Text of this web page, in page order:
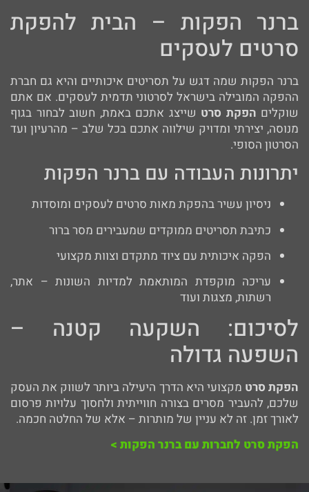
ברנר הפקות – הבית להפקת
סרטים לעסקים
ברנר הפקות שמה דגש על תסריטים איכותיים והיא גם חברת
ההפקה המובילה בישראל לסרטוני תדמית לעסקים. אם אתם
שוקלים הפקת סרט שייצג אתכם באמת, חשוב לבחור בגוף
מנוסה, יצירתי ומדויק שילווה אתכם בכל שלב – מהרעיון ועד
הסרטון הסופי.
יתרונות העבודה עם ברנר הפקות
ניסיון עשיר בהפקת מאות סרטים לעסקים ומוסדות
כתיבת תסריטים ממוקדים שמעבירים מסר ברור
הפקה איכותית עם ציוד מתקדם וצוות מקצועי
עריכה מוקפדת המותאמת למדיות השונות – אתר,
רשתות, מצגות ועוד
לסיכום: השקעה קטנה –
השפעה גדולה
הפקת סרט מקצועי היא הדרך היעילה ביותר לשווק את העסק
שלכם, להעביר מסרים בצורה חווייתית ולחסוך עלויות פרסום
לאורך זמן. זה לא עניין של מותרות – אלא של החלטה חכמה.
הפקת סרט לחברות עם ברנר הפקות >